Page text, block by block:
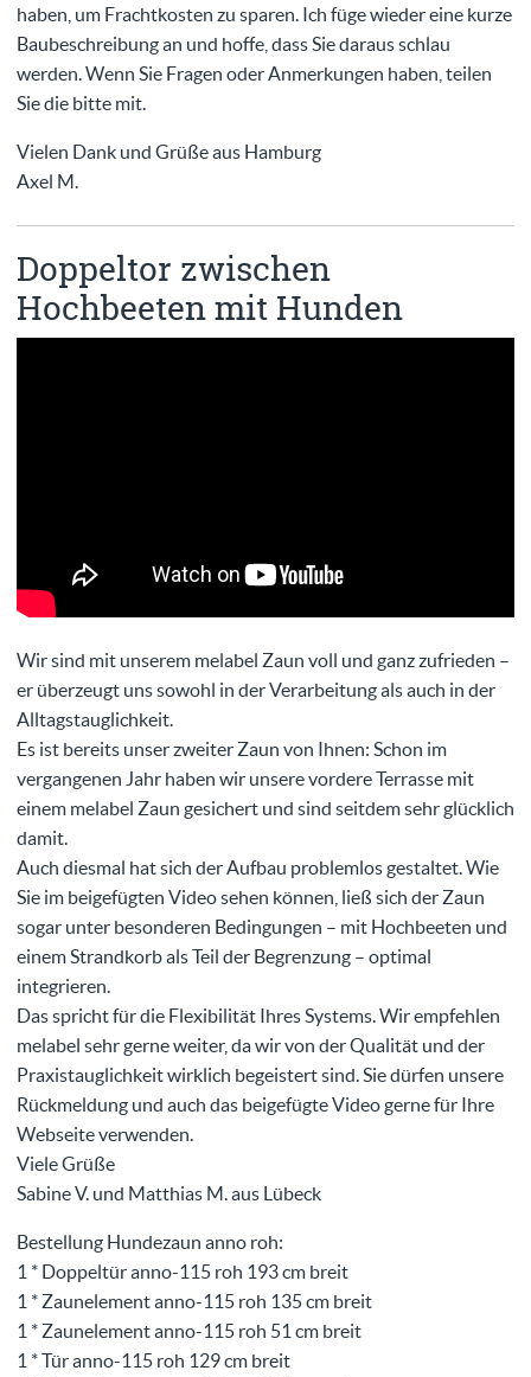
haben, um Frachtkosten zu sparen. Ich füge wieder eine kurze
Baubeschreibung an und hoffe, dass Sie daraus schlau
werden. Wenn Sie Fragen oder Anmerkungen haben, teilen
Sie die bitte mit.
Vielen Dank und Grüße aus Hamburg
Axel M.
Doppeltor zwischen
Hochbeeten mit Hunden
Wir sind mit unserem melabel Zaun voll und ganz zufrieden –
er überzeugt uns sowohl in der Verarbeitung als auch in der
Alltagstauglichkeit.
Es ist bereits unser zweiter Zaun von Ihnen: Schon im
vergangenen Jahr haben wir unsere vordere Terrasse mit
einem melabel Zaun gesichert und sind seitdem sehr glücklich
damit.
Auch diesmal hat sich der Aufbau problemlos gestaltet. Wie
Sie im beigefügten Video sehen können, ließ sich der Zaun
sogar unter besonderen Bedingungen – mit Hochbeeten und
einem Strandkorb als Teil der Begrenzung – optimal
integrieren.
Das spricht für die Flexibilität Ihres Systems. Wir empfehlen
melabel sehr gerne weiter, da wir von der Qualität und der
Praxistauglichkeit wirklich begeistert sind. Sie dürfen unsere
Rückmeldung und auch das beigefügte Video gerne für Ihre
Webseite verwenden.
Viele Grüße
Sabine V. und Matthias M. aus Lübeck
Bestellung Hundezaun anno roh:
1 * Doppeltür anno-115 roh 193 cm breit
1 * Zaunelement anno-115 roh 135 cm breit
1 * Zaunelement anno-115 roh 51 cm breit
1 * Tür anno-115 roh 129 cm breit